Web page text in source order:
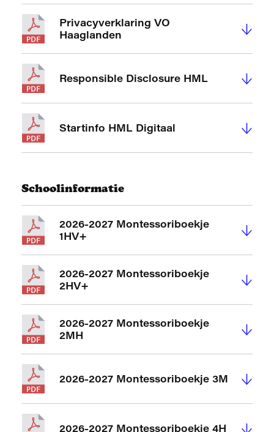
Privacyverklaring VO
Haaglanden
↓
Responsible Disclosure HML ↓
Startinfo HML Digitaal ↓
Schoolinformatie
2026-2027 Montessoriboekje
1HV+
↓
2026-2027 Montessoriboekje
2HV+
↓
2026-2027 Montessoriboekje
2MH
↓
2026-2027 Montessoriboekje 3M ↓
2026-2027 Montessoriboekje 4H ↓